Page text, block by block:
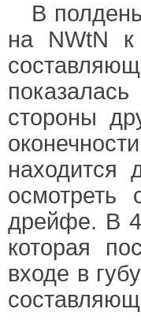
В
на NWtN к
стороны
находится
дрейфе. В 4
которая
входе в